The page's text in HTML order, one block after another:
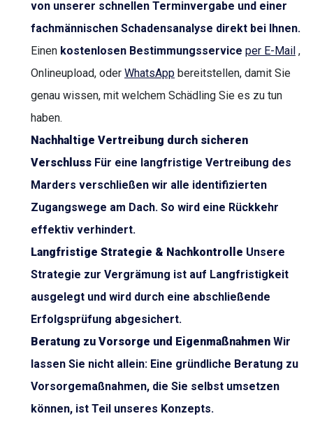
von unserer schnellen Terminvergabe und einer
fachmännischen Schadensanalyse direkt bei Ihnen.
Einen kostenlosen Bestimmungsservice per E-Mail ,
Onlineupload, oder WhatsApp bereitstellen, damit Sie
genau wissen, mit welchem Schädling Sie es zu tun
haben.
Nachhaltige Vertreibung durch sicheren
Verschluss Für eine langfristige Vertreibung des
Marders verschließen wir alle identifizierten
Zugangswege am Dach. So wird eine Rückkehr
effektiv verhindert.
Langfristige Strategie & Nachkontrolle Unsere
Strategie zur Vergrämung ist auf Langfristigkeit
ausgelegt und wird durch eine abschließende
Erfolgsprüfung abgesichert.
Beratung zu Vorsorge und Eigenmaßnahmen Wir
lassen Sie nicht allein: Eine gründliche Beratung zu
Vorsorgemaßnahmen, die Sie selbst umsetzen
können, ist Teil unseres Konzepts.